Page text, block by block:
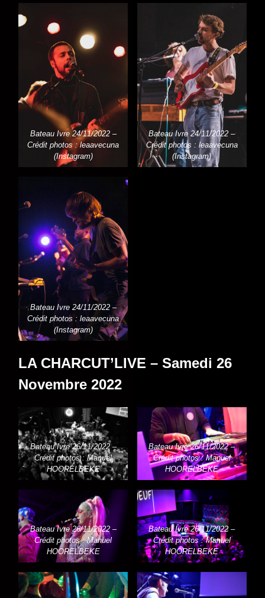
Bateau Ivre 24/11/2022 –
Crédit photos : leaavecuna
(Instagram)
Bateau Ivre 24/11/2022 –
Crédit photos : leaavecuna
(Instagram)
Bateau Ivre 24/11/2022 –
Crédit photos : leaavecuna
(Instagram)
LA CHARCUT’LIVE – Samedi 26
Novembre 2022
Bateau Ivre 26/11/2022 –
Crédit photos : Manuel
HOORELBEKE
Bateau Ivre 26/11/2022 –
Crédit photos : Manuel
HOORELBEKE
Bateau Ivre 26/11/2022 –
Crédit photos : Manuel
HOORELBEKE
Bateau Ivre 26/11/2022 –
Crédit photos : Manuel
HOORELBEKE